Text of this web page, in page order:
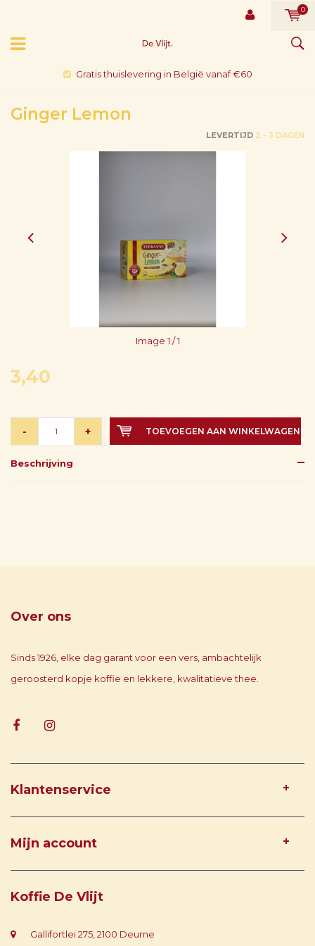
0
Gratis thuislevering in België vanaf €60
Ginger Lemon
LEVERTIJD 2 - 3 DAGEN
Image1 / 1
3,40
- + TOEVOEGEN AAN WINKELWAGEN
Beschrijving
Over ons
Sinds 1926, elke dag garant voor een vers, ambachtelijk
geroosterd kopje koffie en lekkere, kwalitatieve thee.
Klantenservice
Mijn account
Koffie De Vlijt
Gallifortlei 275, 2100 Deurne